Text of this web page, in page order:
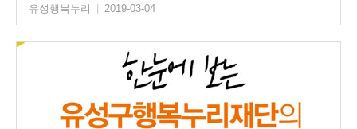
유성행복누리 2019-03-04